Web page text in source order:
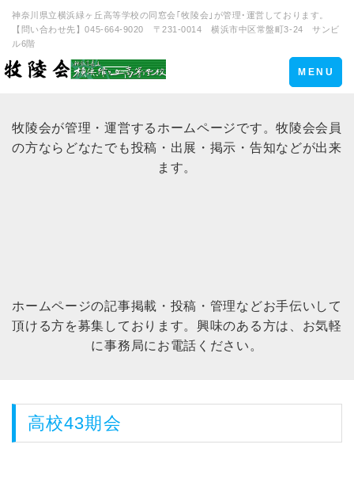
神奈川県立横浜緑ヶ丘高等学校の同窓会｢牧陵会｣が管理･運営しております。
【問い合わせ先】045-664-9020 〒231-0014 横浜市中区常盤町3-24 サンビ
ル6階
Toggle
navigation
MENU
牧陵会が管理・運営するホームページです。牧陵会会員
の方ならどなたでも投稿・出展・掲示・告知などが出来
ます。
ホームページの記事掲載・投稿・管理などお手伝いして
頂ける方を募集しております。興味のある方は、お気軽
に事務局にお電話ください。
高校43期会